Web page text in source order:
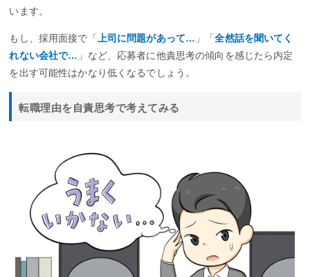
います。
もし、採用面接で「 上司に問題があって… 」「全然話を聞いてく
れない会社で… 」など、応募者に他責思考の傾向を感じたら内定
を出す可能性はかなり低くなるでしょう。
転職理由を自責思考で考えてみる